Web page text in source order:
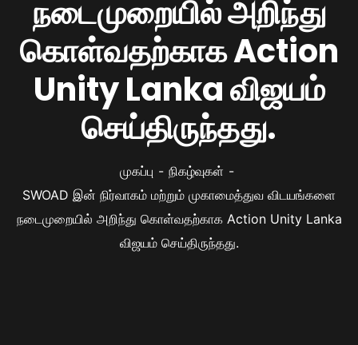
நடைமுறையில் அறிந்து
கொள்வதற்காக Action
Unity Lanka விஜயம்
செய்திருந்தது.
முகப்பு
நிகழ்வுகள்
SWOAD இன் நிர்வாகம் மற்றும் முகாமைத்துவ விடயங்களை
நடைமுறையில் அறிந்து கொள்வதற்காக Action Unity Lanka
விஜயம் செய்திருந்தது.